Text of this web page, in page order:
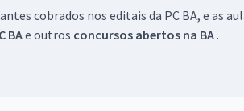
cobrados nos editais da PC BA, e as
BAe outros concursos abertos na BA .